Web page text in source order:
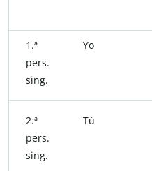
1.ª
pers.
sing.
Yo
2.ª
pers.
sing.
Tú